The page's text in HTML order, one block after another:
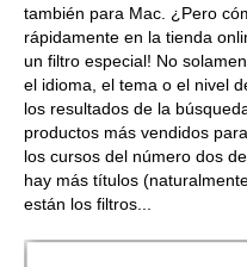
también para Mac. ¿Pero
rápidamente en la tienda
un filtro especial! No
el idioma, el tema o el nivel
los resultados de la
productos más vendidos
los cursos del número dos
hay más títulos
están los filtros...